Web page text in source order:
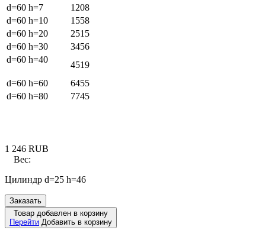
d=60 h=7
1208
d=60 h=10
1558
d=60 h=20
2515
d=60 h=30
3456
d=60 h=40
4519
d=60 h=60
6455
d=60 h=80
7745
1 246 RUB
Вес:
Цилиндр d=25 h=46
Заказать
Товар добавлен в корзину
Перейти Добавить в корзину